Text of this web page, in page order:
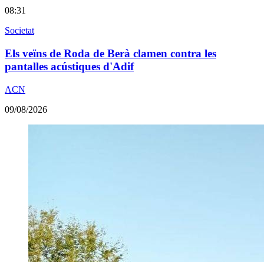
08:31
Societat
Els veïns de Roda de Berà clamen contra les
pantalles acústiques d'Adif
ACN
09/08/2026